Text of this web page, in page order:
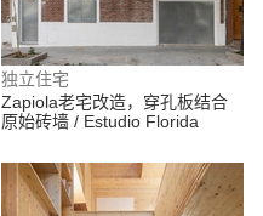
独立住宅
Zapiola老宅改造，穿孔板结合
原始砖墙 / Estudio Florida